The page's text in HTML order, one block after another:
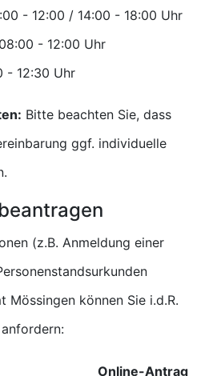
Uhr
Uhr
Uhr
Bitte beachten Sie, dass
ggf. individuelle
(z.B. Anmeldung einer
Mössingen können Sie i.d.R.
Online-Antrag